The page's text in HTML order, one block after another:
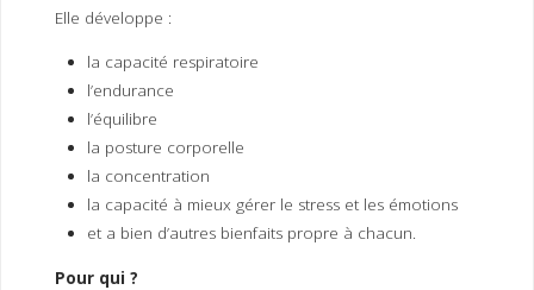
Elle développe :
la capacité respiratoire
l’endurance
l’équilibre
la posture corporelle
la concentration
la capacité à mieux gérer le stress et les émotions
et a bien d’autres bienfaits propre à chacun.
Pour qui ?